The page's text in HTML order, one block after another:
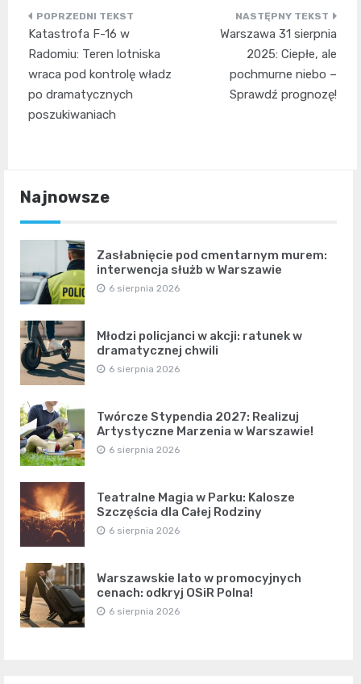
Nawigacja
wpisu
Katastrofa F-16 w
Radomiu: Teren lotniska
wraca pod kontrolę władz
po dramatycznych
poszukiwaniach
Warszawa 31 sierpnia
2025: Ciepłe, ale
pochmurne niebo –
Sprawdź prognozę!
Najnowsze
Zasłabnięcie pod cmentarnym murem:
interwencja służb w Warszawie
6 sierpnia 2026
Młodzi policjanci w akcji: ratunek w
dramatycznej chwili
6 sierpnia 2026
Twórcze Stypendia 2027: Realizuj
Artystyczne Marzenia w Warszawie!
6 sierpnia 2026
Teatralne Magia w Parku: Kalosze
Szczęścia dla Całej Rodziny
6 sierpnia 2026
Warszawskie lato w promocyjnych
cenach: odkryj OSiR Polna!
6 sierpnia 2026